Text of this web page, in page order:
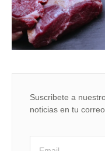
Suscribete a
noticias en tu